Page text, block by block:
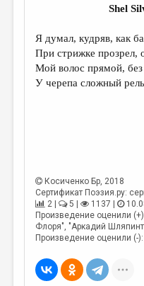
ИЗБРАННОЕ
ДАЙДЖЕСТ
ПРОИЗВЕДЕНИЯ
КНИЖНАЯ ПОЛКА
ОБЗОР ЛИТЕРАТУРЫ
СТРАНИЦЫ ПАМЯТИ
Shel
Я думал, кудряв, как
При стрижке прозрел,
Мой волос прямой,
У черепа сложный
Косиченко Бр, 2018
Сертификат Поэзия.ру:
2 |
5 | 1137 |
Произведение оценили
Флоря", "Аркадий
Произведение оценили (-):